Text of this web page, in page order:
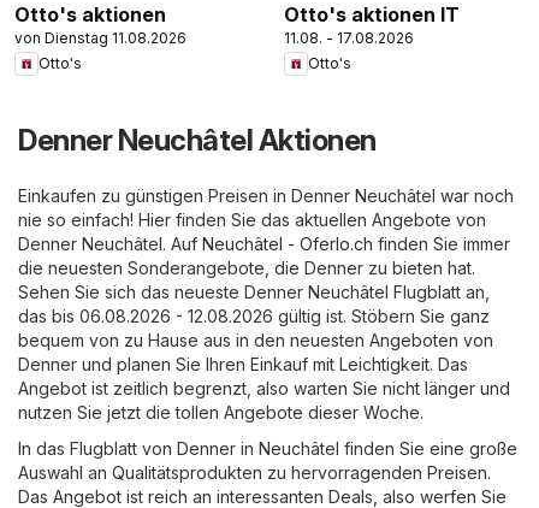
Otto's aktionen
von Dienstag 11.08.2026
Otto's
Otto's aktionen IT
11.08. - 17.08.2026
Otto's
Denner Neuchâtel Aktionen
Einkaufen zu günstigen Preisen in Denner Neuchâtel war noch
nie so einfach! Hier finden Sie das aktuellen Angebote von
Denner Neuchâtel. Auf Neuchâtel - Oferlo.ch finden Sie immer
die neuesten Sonderangebote, die Denner zu bieten hat.
Sehen Sie sich das neueste Denner Neuchâtel Flugblatt an,
das bis 06.08.2026 - 12.08.2026 gültig ist. Stöbern Sie ganz
bequem von zu Hause aus in den neuesten Angeboten von
Denner und planen Sie Ihren Einkauf mit Leichtigkeit. Das
Angebot ist zeitlich begrenzt, also warten Sie nicht länger und
nutzen Sie jetzt die tollen Angebote dieser Woche.
In das Flugblatt von Denner in Neuchâtel finden Sie eine große
Auswahl an Qualitätsprodukten zu hervorragenden Preisen.
Das Angebot ist reich an interessanten Deals, also werfen Sie